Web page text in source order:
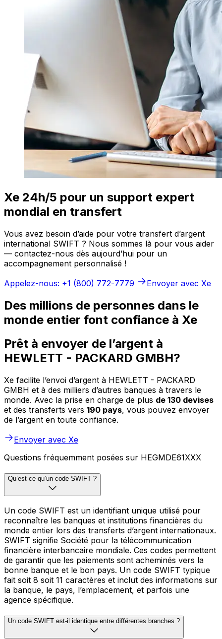
Xe 24h/5 pour un support expert
mondial en transfert
Vous avez besoin d’aide pour votre transfert d’argent
international SWIFT ? Nous sommes là pour vous aider
— contactez-nous dès aujourd’hui pour un
accompagnement personnalisé !
Appelez-nous: +1 (800) 772-7779
Envoyer avec Xe
Des millions de personnes dans le
monde entier font confiance à Xe
Prêt à envoyer de l’argent à
HEWLETT - PACKARD GMBH?
Xe facilite l’envoi d’argent à HEWLETT - PACKARD
GMBH et à des milliers d’autres banques à travers le
monde. Avec la prise en charge de plus de 130 devises
et des transferts vers 190 pays, vous pouvez envoyer
de l’argent en toute confiance.
Envoyer avec Xe
Questions fréquemment posées sur HEGMDE61XXX
Qu’est-ce qu’un code SWIFT ?
Un code SWIFT est un identifiant unique utilisé pour
reconnaître les banques et institutions financières du
monde entier lors des transferts d’argent internationaux.
SWIFT signifie Société pour la télécommunication
financière interbancaire mondiale. Ces codes permettent
de garantir que les paiements sont acheminés vers la
bonne banque et le bon pays. Un code SWIFT typique
fait soit 8 soit 11 caractères et inclut des informations sur
la banque, le pays, l’emplacement, et parfois une
agence spécifique.
Un code SWIFT est-il identique entre différentes branches ?